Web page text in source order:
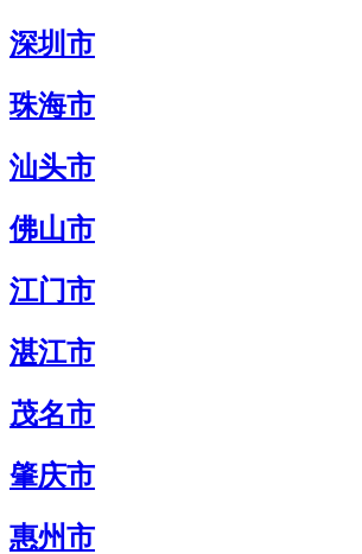
深圳市
珠海市
汕头市
佛山市
江门市
湛江市
茂名市
肇庆市
惠州市